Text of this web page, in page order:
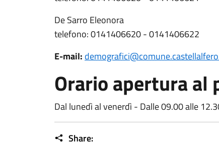
De Sarro Eleonora
telefono: 0141406620 - 0141406622
E-mail:
Orario apertura al
Dal lunedì al venerdì - Dalle 09.00 alle
Share: